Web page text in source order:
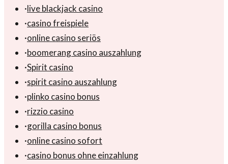
·live blackjack casino
·casino freispiele
·online casino seriös
·boomerang casino auszahlung
·Spirit casino
·spirit casino auszahlung
·plinko casino bonus
·rizzio casino
·gorilla casino bonus
·online casino sofort
·casino bonus ohne einzahlung